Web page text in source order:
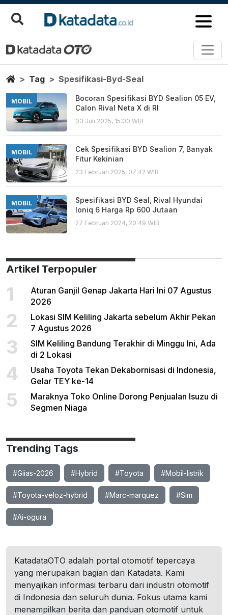
Spesifikasi Byd Seal
Berita Terbaru
HomeTag Spesifikasi-Byd-Seal
MOBIL
Bocoran Spesifikasi BYD Sealion 05 EV,
Calon Rival Neta X di RI
03 Juli 2025, 15:00 WIB
MOBIL
Cek Spesifikasi BYD Sealion 7, Banyak
Fitur Kekinian
23 Februari 2025, 07:42 WIB
MOBIL
Spesifikasi BYD Seal, Rival Hyundai
Ioniq 6 Harga Rp 600 Jutaan
27 Februari 2024, 20:49 WIB
Artikel Terpopuler
1
Aturan Ganjil Genap Jakarta Hari Ini 07 Agustus
2026
2
Lokasi SIM Keliling Jakarta sebelum Akhir Pekan
7 Agustus 2026
3
SIM Keliling Bandung Terakhir di Minggu Ini, Ada
di 2 Lokasi
4
Usaha Toyota Tekan Dekabornisasi di Indonesia,
Gelar TEY ke-14
5
Maraknya Toko Online Dorong Penjualan Isuzu di
Segmen Niaga
Trending Tags
#Giias-2026 #Hybrid #Toyota #Mobil-listrik
#Toyota-veloz-hybrid #Marc-marquez #Sim
#Ai-ogura
KatadataOTO adalah portal otomotif tepercaya
yang merupakan bagian dari Katadata. Kami
menyajikan informasi terbaru dari industri otomotif
di Indonesia dan seluruh dunia. Fokus utama kami
menampilkan berita dan panduan otomotif untuk